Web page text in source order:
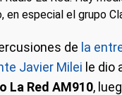
de la
Javier Milei le dio
La Red AM910,